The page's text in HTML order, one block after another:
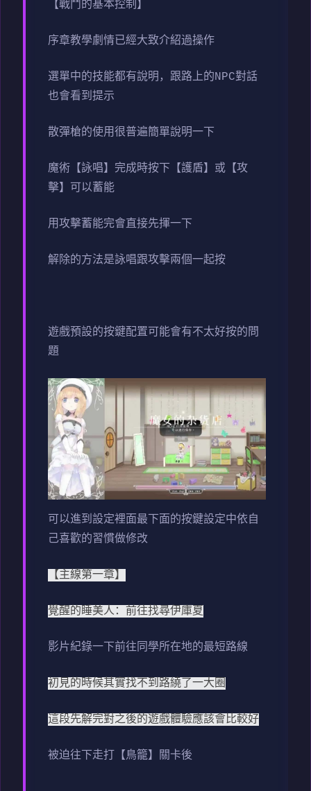
【戰鬥的基本控制】
序章教學劇情已經大致介紹過操作
選單中的技能都有說明，跟路上的NPC對話
也會看到提示
散彈槍的使用很普遍簡單說明一下
魔術【詠唱】完成時按下【護盾】或【攻
擊】可以蓄能
用攻擊蓄能完會直接先揮一下
解除的方法是詠唱跟攻擊兩個一起按
遊戲預設的按鍵配置可能會有不太好按的問
題
可以進到設定裡面最下面的按鍵設定中依自
己喜歡的習慣做修改
【主線第一章】
覺醒的睡美人：前往找尋伊庫夏
影片紀錄一下前往同學所在地的最短路線
初見的時候其實找不到路繞了一大圈
這段先解完對之後的遊戲體驗應該會比較好
被迫往下走打【鳥籠】關卡後